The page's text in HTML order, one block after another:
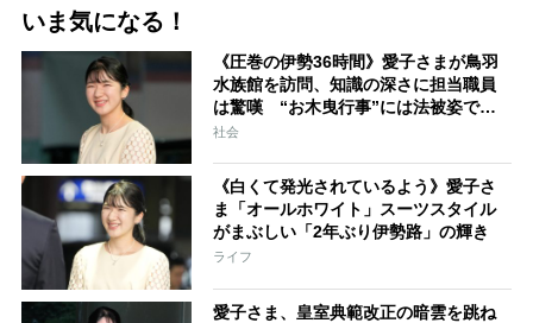
いま気になる！
《圧巻の伊勢36時間》愛子さまが鳥羽
水族館を訪問、知識の深さに担当職員
は驚嘆 “お木曳行事”には法被姿で参
加「市民に交じって一生懸命引いてお
社会
《白くて発光されているよう》愛子さ
ま「オールホワイト」スーツスタイル
がまぶしい「2年ぶり伊勢路」の輝き
ライフ
愛子さま、皇室典範改正の暗雲を跳ね